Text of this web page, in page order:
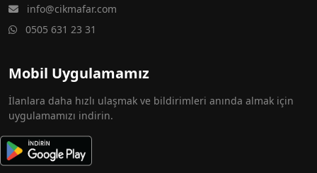
info@cikmafar.com
0505 631 23 31
Mobil Uygulamamız
İlanlara daha hızlı ulaşmak ve bildirimleri anında almak için
uygulamamızı indirin.